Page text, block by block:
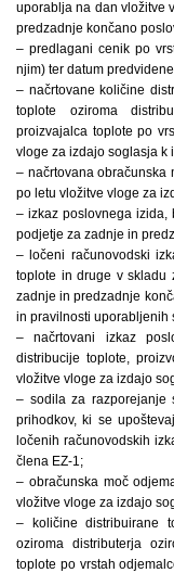
uporablja na dan vložitve
predzadnje končano
– predlagani cenik po
njim) ter datum
– načrtovane količine
toplote oziroma
proizvajalca toplote po
vloge za izdajo soglasja k
– načrtovana obračunska
po letu vložitve vloge za
– izkaz poslovnega izida,
podjetje za zadnje in
– ločeni računovodski
toplote in druge v skladu
zadnje in predzadnje
in pravilnosti uporabljenih
– načrtovani izkaz
distribucije toplote,
vložitve vloge za izdajo
– sodila za razporejanje
prihodkov, ki se
ločenih računovodskih
člena EZ-1;
– obračunska moč
vložitve vloge za izdajo
– količine distribuirane
oziroma distributerja
toplote po vrstah